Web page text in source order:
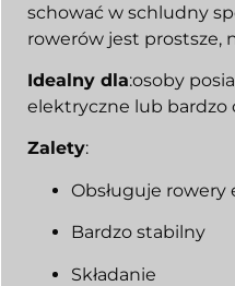
schować w schludny
rowerów jest prostsze,
Idealny dla:osoby
elektryczne lub bardzo
Zalety:
Obsługuje rowery
Bardzo stabilny
Składanie